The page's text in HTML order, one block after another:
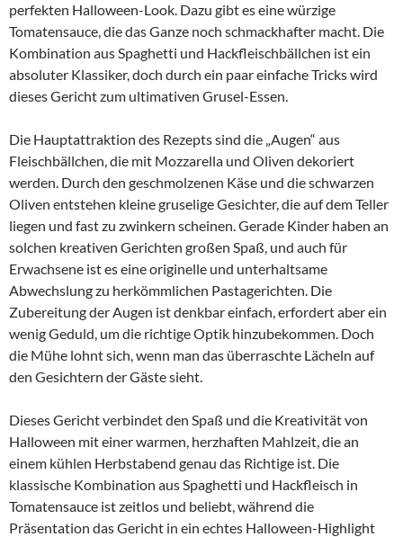
perfekten Halloween-Look. Dazu gibt es eine würzige
Tomatensauce, die das Ganze noch schmackhafter macht. Die
Kombination aus Spaghetti und Hackfleischbällchen ist ein
absoluter Klassiker, doch durch ein paar einfache Tricks wird
dieses Gericht zum ultimativen Grusel-Essen.
Die Hauptattraktion des Rezepts sind die „Augen“ aus
Fleischbällchen, die mit Mozzarella und Oliven dekoriert
werden. Durch den geschmolzenen Käse und die schwarzen
Oliven entstehen kleine gruselige Gesichter, die auf dem Teller
liegen und fast zu zwinkern scheinen. Gerade Kinder haben an
solchen kreativen Gerichten großen Spaß, und auch für
Erwachsene ist es eine originelle und unterhaltsame
Abwechslung zu herkömmlichen Pastagerichten. Die
Zubereitung der Augen ist denkbar einfach, erfordert aber ein
wenig Geduld, um die richtige Optik hinzubekommen. Doch
die Mühe lohnt sich, wenn man das überraschte Lächeln auf
den Gesichtern der Gäste sieht.
Dieses Gericht verbindet den Spaß und die Kreativität von
Halloween mit einer warmen, herzhaften Mahlzeit, die an
einem kühlen Herbstabend genau das Richtige ist. Die
klassische Kombination aus Spaghetti und Hackfleisch in
Tomatensauce ist zeitlos und beliebt, während die
Präsentation das Gericht in ein echtes Halloween-Highlight